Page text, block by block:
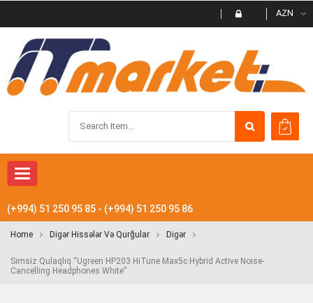
AZN
Toggle
navigation
(+994) 51 250 95 85 - (+994) 51 250 95 86
Home Digər Hissələr Və Qurğular Digər
Simsiz Qulaqlıq “Ugreen HP203 HiTune Max5c Hybrid Active Noise-
Cancelling Headphones White”